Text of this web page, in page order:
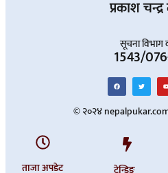
प्रकाश
सूचना विभाग
1543/
© २०२४ nepalpukar.com
ताजा अपडेट ट्रेन्डिङ